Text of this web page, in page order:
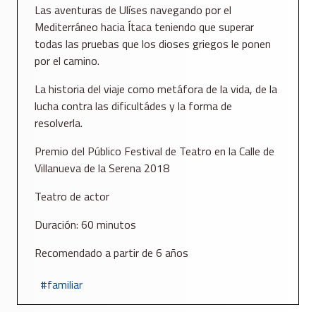
Las aventuras de Ulíses navegando por el
Mediterráneo hacia Ítaca teniendo que superar
todas las pruebas que los dioses griegos le ponen
por el camino.
La historia del viaje como metáfora de la vida, de la
lucha contra las dificultádes y la forma de
resolverla.
Premio del Público Festival de Teatro en la Calle de
Villanueva de la Serena 2018
Teatro de actor
Duración: 60 minutos
Recomendado a partir de 6 años
familiar